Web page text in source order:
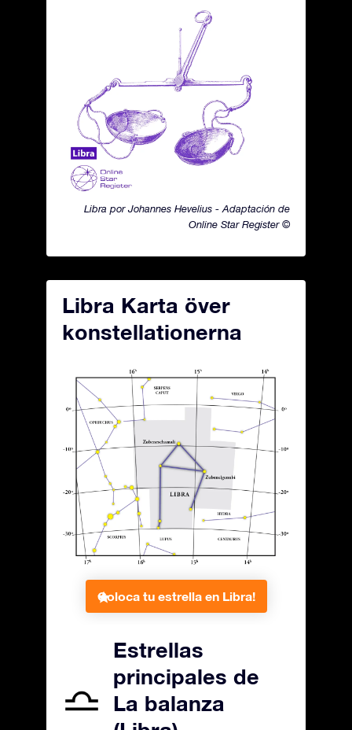
Libra por Johannes Hevelius - Adaptación de
Online Star Register ©
Libra Karta över
konstellationerna
Coloca tu estrella en Libra!
Estrellas
principales de
La balanza